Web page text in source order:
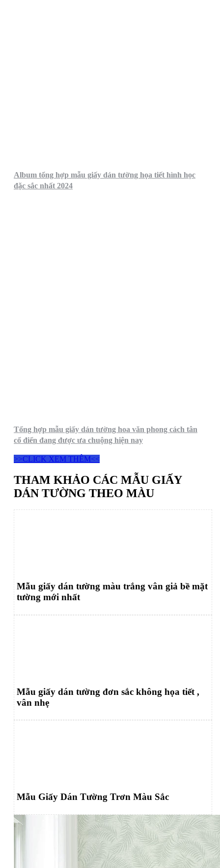
Album tổng hợp mẫu giấy dán tường họa tiết hình học
đặc sắc nhất 2024
Tổng hợp mẫu giấy dán tường hoa văn phong cách tân
cổ điển đang được ưa chuộng hiện nay
>>CLICK XEM THÊM<<
THAM KHẢO CÁC MẪU GIẤY
DÁN TƯỜNG THEO MÀU
Mẫu giấy dán tường màu trắng vân giả bề mặt
tường mới nhất
Mẫu giấy dán tường đơn sắc không họa tiết ,
vân nhẹ
Mẫu Giấy Dán Tường Trơn Màu Sắc